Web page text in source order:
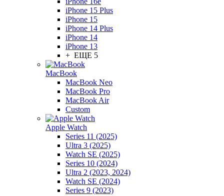
iPhone 15 Plus
iPhone 15
iPhone 14 Plus
iPhone 14
iPhone 13
+ ЕЩЕ 5
MacBook
MacBook Neo
MacBook Pro
MacBook Air
Custom
Apple Watch
Series 11 (2025)
Ultra 3 (2025)
Watch SE (2025)
Series 10 (2024)
Ultra 2 (2023, 2024)
Watch SE (2024)
Series 9 (2023)